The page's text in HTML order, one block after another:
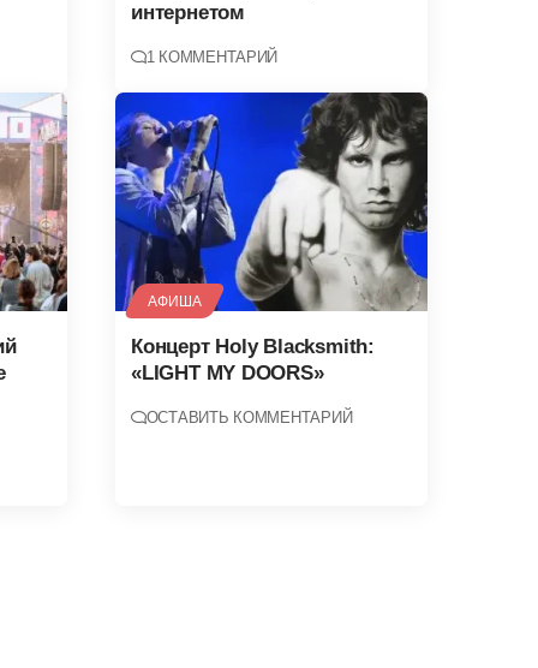
интернетом
1 КОММЕНТАРИЙ
АФИША
Концерт Holy Blacksmith:
«LIGHT MY DOORS»
ОСТАВИТЬ КОММЕНТАРИЙ